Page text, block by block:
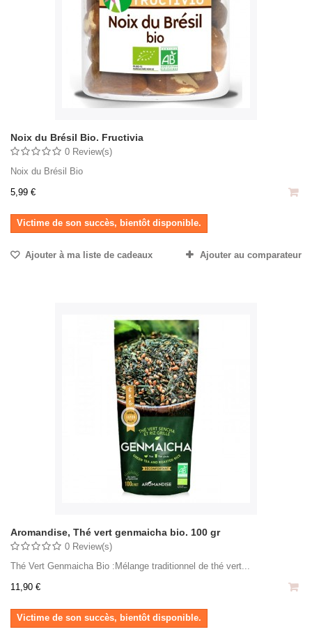
Noix du Brésil Bio. Fructivia
0 Review(s)
Noix du Brésil Bio
5,99 €
Victime de son succès, bientôt disponible.
Ajouter à ma liste de cadeaux Ajouter au comparateur
Aromandise, Thé vert genmaicha bio. 100 gr
0 Review(s)
Thé Vert Genmaicha Bio :Mélange traditionnel de thé vert...
11,90 €
Victime de son succès, bientôt disponible.